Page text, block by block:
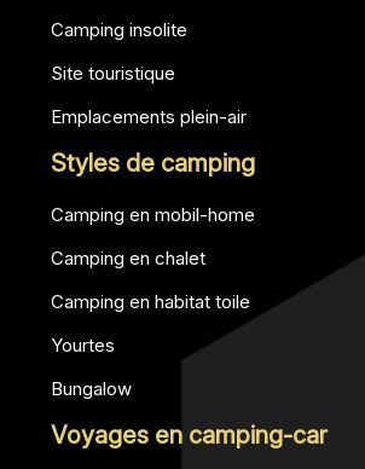
Camping insolite
Site touristique
Emplacements plein-air
Styles de camping
Camping en mobil-home
Camping en chalet
Camping en habitat toile
Yourtes
Bungalow
Voyages en camping-car